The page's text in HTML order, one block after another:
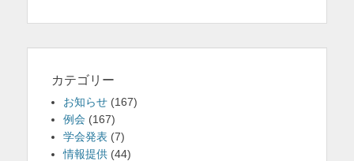
カテゴリー
お知らせ (167)
例会 (167)
学会発表 (7)
情報提供 (44)